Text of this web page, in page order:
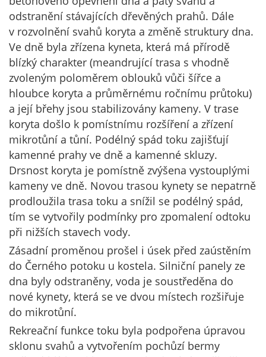
odstranění stávajících dřevěných prahů. Dále
v rozvolnění svahů koryta a změně struktury dna.
Ve dně byla zřízena kyneta, která má přírodě
blízký charakter (meandrující trasa s vhodně
zvoleným poloměrem oblouků vůči šířce a
hloubce koryta a průměrnému ročnímu průtoku)
a její břehy jsou stabilizovány kameny. V trase
koryta došlo k pomístnímu rozšíření a zřízení
mikrotůní a tůní. Podélný spád toku zajišťují
kamenné prahy ve dně a kamenné skluzy.
Drsnost koryta je pomístně zvýšena vystouplými
kameny ve dně. Novou trasou kynety se nepatrně
prodloužila trasa toku a snížil se podélný spád,
tím se vytvořily podmínky pro zpomalení odtoku
při nižších stavech vody.
Zásadní proměnou prošel i úsek před zaústěním
do Černého potoku u kostela. Silniční panely ze
dna byly odstraněny, voda je soustředěna do
nové kynety, která se ve dvou místech rozšiřuje
do mikrotůní.
Rekreační funkce toku byla podpořena úpravou
sklonu svahů a vytvořením pochůzí bermy